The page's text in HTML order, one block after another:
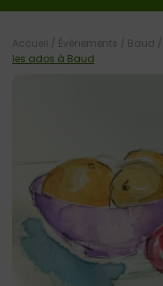
Accueil / Évènements / Baud /
les ados à Baud